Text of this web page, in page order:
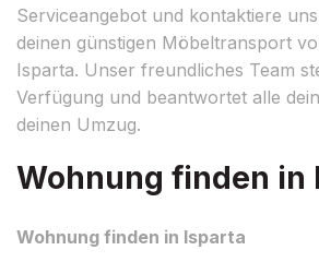
Serviceangebot und kontaktiere
deinen günstigen Möbeltransport
Isparta. Unser freundliches Team
Verfügung und beantwortet alle
deinen Umzug.
Wohnung finden in
Wohnung finden in Isparta